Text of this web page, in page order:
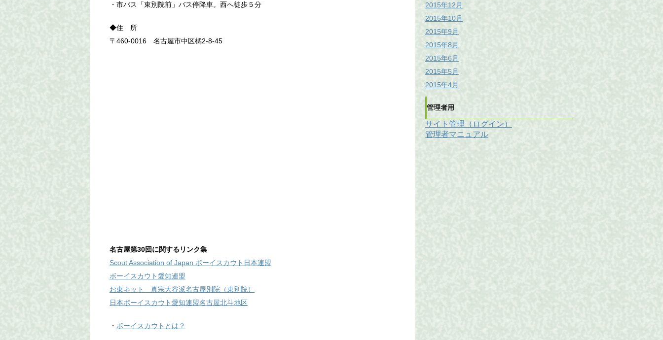
・市バス「東別院前」バス停降車。西へ徒歩５分
◆住 所
〒460-0016 名古屋市中区橘2-8-45
名古屋第30団に関するリンク集
Scout Association of Japan ボーイスカウト日本連盟
ボーイスカウト愛知連盟
お東ネット 真宗大谷派名古屋別院（東別院）
日本ボーイスカウト愛知連盟名古屋北斗地区
・ ボーイスカウトとは？
2015年12月
2015年10月
2015年9月
2015年8月
2015年6月
2015年5月
2015年4月
管理者用
サイト管理（ログイン）
管理者マニュアル